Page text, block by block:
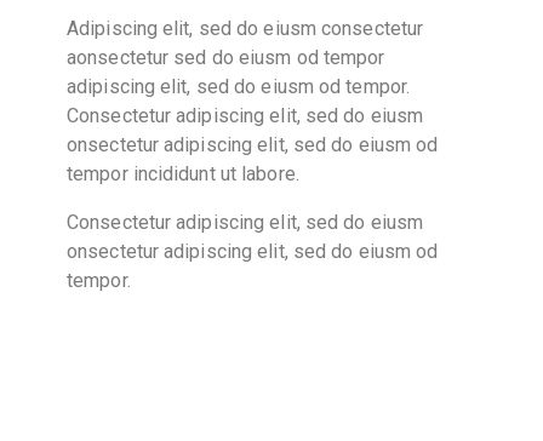
Adipiscing elit, sed do eiusm consectetur
aonsectetur sed do eiusm od tempor
adipiscing elit, sed do eiusm od tempor.
Consectetur adipiscing elit, sed do eiusm
onsectetur adipiscing elit, sed do eiusm od
tempor incididunt ut labore.
Consectetur adipiscing elit, sed do eiusm
onsectetur adipiscing elit, sed do eiusm od
tempor.